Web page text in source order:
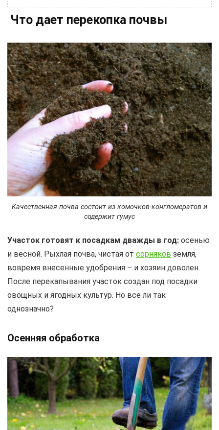
Что дает перекопка почвы
Качественная почва состоит из комочков-конгломератов и
содержит гумус
Участок готовят к посадкам дважды в год: осенью
и весной. Рыхлая почва, чистая от сорняков земля,
вовремя внесенные удобрения – и хозяин доволен.
После перекапывания участок создан под посадки
овощных и ягодных культур. Но все ли так
однозначно?
Осенняя обработка